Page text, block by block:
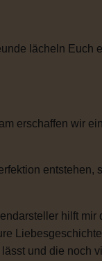
lächeln
erschaffen wir
hilft
und die noch